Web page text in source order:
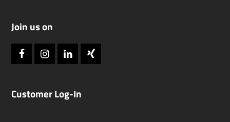
Join us on
FacebookInstagramLinkedInXing
Customer Log-In